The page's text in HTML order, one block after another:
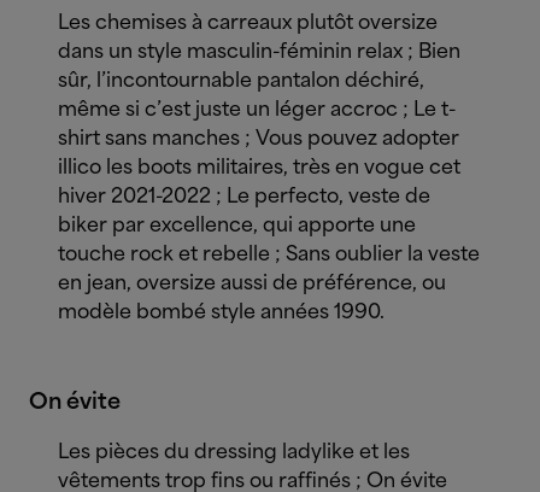
Les chemises à carreaux plutôt oversize
dans un style masculin-féminin relax ; Bien
sûr, l’incontournable pantalon déchiré,
même si c’est juste un léger accroc ; Le t-
shirt sans manches ; Vous pouvez adopter
illico les boots militaires, très en vogue cet
hiver 2021-2022 ; Le perfecto, veste de
biker par excellence, qui apporte une
touche rock et rebelle ; Sans oublier la veste
en jean, oversize aussi de préférence, ou
modèle bombé style années 1990.
On évite
Les pièces du dressing ladylike et les
vêtements trop fins ou raffinés ; On évite